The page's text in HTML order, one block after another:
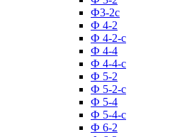
Ф3-2с
Ф 4-2
Ф 4-2-с
Ф 4-4
Ф 4-4-с
Ф 5-2
Ф 5-2-с
Ф 5-4
Ф 5-4-с
Ф 6-2